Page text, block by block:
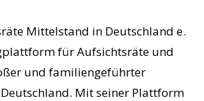
Mittelstand in Deutschland e.
für Aufsichtsräte und
und familiengeführter
Mit seiner Plattform